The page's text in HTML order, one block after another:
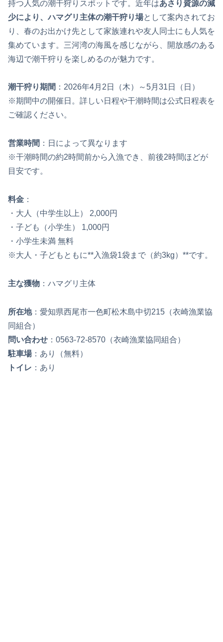
持つ人気の潮干狩りスポットです。近年はあさり資源の減
少により、ハマグリ主体の潮干狩り場として案内されてお
り、春のお出かけ先として家族連れや友人同士にも人気を
集めています。三河湾の海風を感じながら、開放感のある
海辺で潮干狩りを楽しめるのが魅力です。
潮干狩り期間 ：2026年4月2日（木）～5月31日（日）
※期間中の開催日。詳しい日程や干潮時間は公式日程表を
ご確認ください。
営業時間 ：日によって異なります
※干潮時間の約2時間前から入漁でき、前後2時間ほどが
目安です。
料金 ：
・大人（中学生以上） 2,000円
・子ども（小学生） 1,000円
・小学生未満 無料
※大人・子どもともに**入漁袋1袋まで（約3kg）**です。
主な獲物 ：ハマグリ主体
所在地：愛知県西尾市一色町松木島中切215（衣崎漁業協
同組合）
問い合わせ ：0563-72-8570（衣崎漁業協同組合）
駐車場：あり（無料）
トイレ ：あり